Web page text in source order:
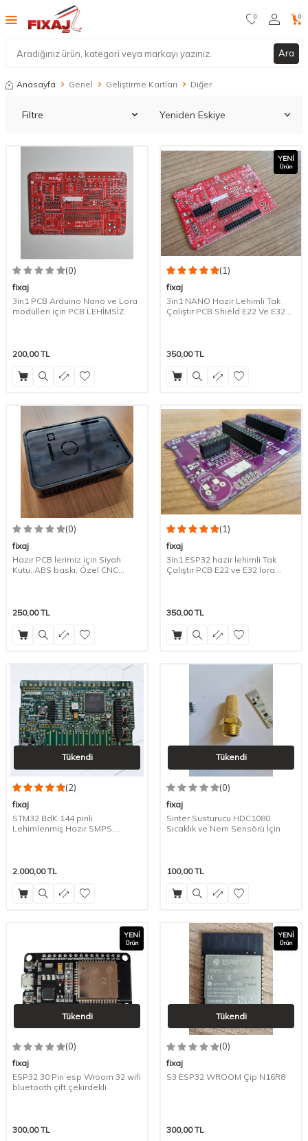
Ara
0 0
Anasayfa Genel Geliştirme Kartları Diğer
Filtre
(0)
fixaj
3in1 PCB Arduino Nano ve Lora
modülleri için PCB LEHİMSİZ
200,00TL
YENI
Ürün
(1)
fixaj
3in1 NANO Hazir Lehimli Tak
Çalıştır PCB Shield E22 Ve E32
350,00TL
(0)
fixaj
Hazır PCB lerimiz için Siyah
Kutu, ABS baskı, Özel CNC
250,00TL
(1)
fixaj
3in1 ESP32 hazir lehimli Tak
Çalıştır PCB E22 ve E32 lora
350,00TL
Tükendi
(2)
fixaj
STM32 BdK 144 pinli
Lehimlenmiş Hazır SMPS,
2.000,00TL
Tükendi
(0)
fixaj
Sinter Susturucu HDC1080
Sıcaklık ve Nem Sensörü İçin
100,00TL
YENI
Ürün
Tükendi
(0)
fixaj
ESP32 30 Pin esp Wroom 32 wifi
bluetooth çift çekirdekli
300,00TL
YENI
Ürün
Tükendi
(0)
fixaj
S3 ESP32 WROOM Çip N16R8
300,00TL